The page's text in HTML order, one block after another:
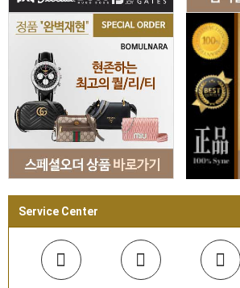
Service Center